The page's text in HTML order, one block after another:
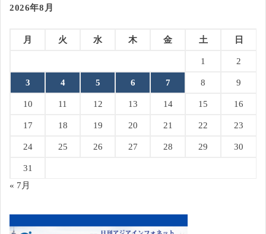
2026年8月
月 火 水 木 金 土 日
1 2
3 4 5 6 7 8 9
10 11 12 13 14 15 16
17 18 19 20 21 22 23
24 25 26 27 28 29 30
31
« 7月